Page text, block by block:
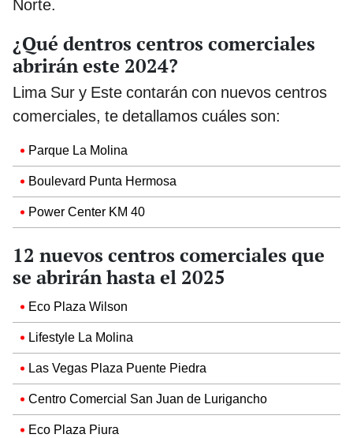
Norte.
¿Qué dentros centros comerciales
abrirán este 2024?
Lima Sur y Este contarán con nuevos centros
comerciales, te detallamos cuáles son:
Parque La Molina
Boulevard Punta Hermosa
Power Center KM 40
12 nuevos centros comerciales que
se abrirán hasta el 2025
Eco Plaza Wilson
Lifestyle La Molina
Las Vegas Plaza Puente Piedra
Centro Comercial San Juan de Lurigancho
Eco Plaza Piura